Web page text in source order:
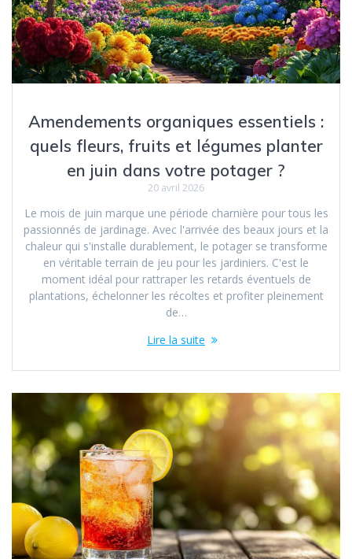
Amendements organiques essentiels :
quels fleurs, fruits et légumes planter
en juin dans votre potager ?
20 avril 2026
Le mois de juin marque une période charnière pour tous les
passionnés de jardinage. Avec l'arrivée des beaux jours et la
chaleur qui s'installe durablement, le potager se transforme
en véritable terrain de jeu pour les jardiniers. C'est le
moment idéal pour rattraper les retards éventuels de
plantations, échelonner les récoltes et profiter pleinement
de…
Lire la suite